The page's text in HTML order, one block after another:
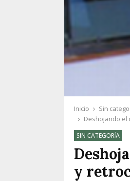
Inicio
Sin
Deshojando el
SIN CATEGORÍA
y